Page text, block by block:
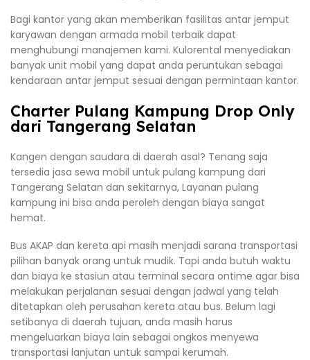
Bagi kantor yang akan memberikan fasilitas antar jemput
karyawan dengan armada mobil terbaik dapat
menghubungi manajemen kami. Kulorental menyediakan
banyak unit mobil yang dapat anda peruntukan sebagai
kendaraan antar jemput sesuai dengan permintaan kantor.
Charter Pulang Kampung Drop Only
dari Tangerang Selatan
Kangen dengan saudara di daerah asal? Tenang saja
tersedia jasa sewa mobil untuk pulang kampung dari
Tangerang Selatan dan sekitarnya, Layanan pulang
kampung ini bisa anda peroleh dengan biaya sangat
hemat.
Bus AKAP dan kereta api masih menjadi sarana transportasi
pilihan banyak orang untuk mudik. Tapi anda butuh waktu
dan biaya ke stasiun atau terminal secara ontime agar bisa
melakukan perjalanan sesuai dengan jadwal yang telah
ditetapkan oleh perusahan kereta atau bus. Belum lagi
setibanya di daerah tujuan, anda masih harus
mengeluarkan biaya lain sebagai ongkos menyewa
transportasi lanjutan untuk sampai kerumah.